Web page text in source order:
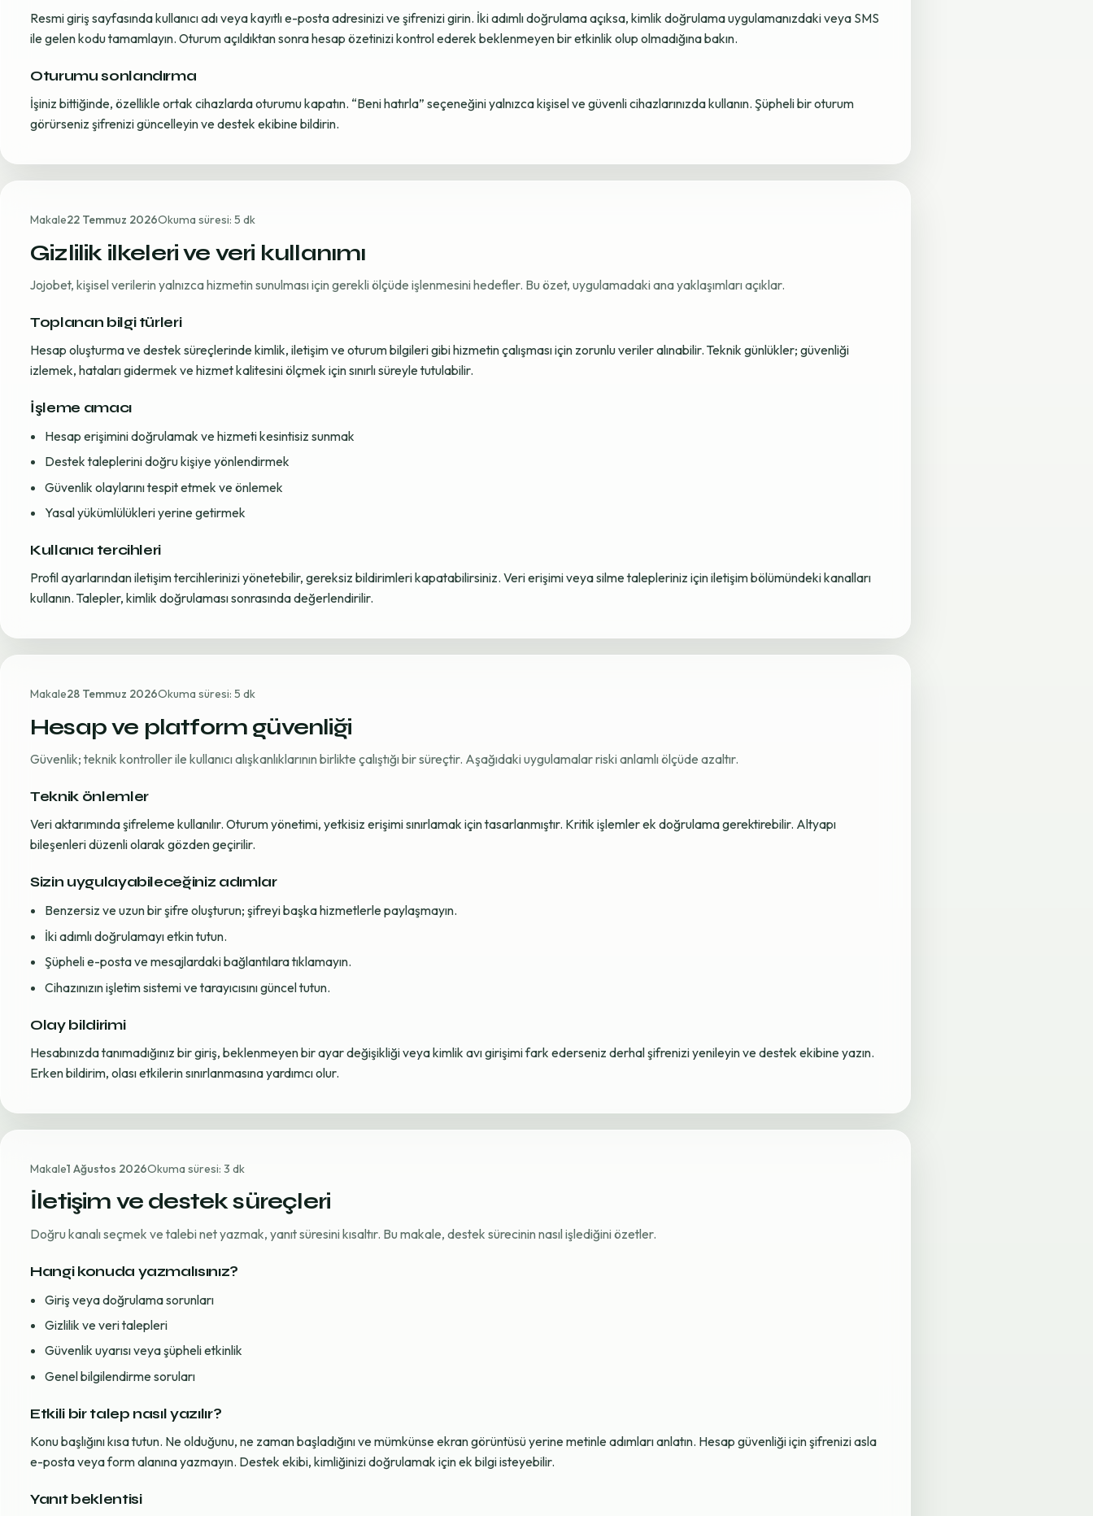
Resmi giriş sayfasında kullanıcı adı veya kayıtlı e-posta adresinizi ve şifrenizi girin. İki adımlı doğrulama açıksa, kimlik doğrulama uygulamanızdaki veya SMS
ile gelen kodu tamamlayın. Oturum açıldıktan sonra hesap özetinizi kontrol ederek beklenmeyen bir etkinlik olup olmadığına bakın.
Oturumu sonlandırma
İşiniz bittiğinde, özellikle ortak cihazlarda oturumu kapatın. “Beni hatırla” seçeneğini yalnızca kişisel ve güvenli cihazlarınızda kullanın. Şüpheli bir oturum
görürseniz şifrenizi güncelleyin ve destek ekibine bildirin.
Makale22 Temmuz 2026Okuma süresi: 5 dk
Gizlilik ilkeleri ve veri kullanımı
Jojobet, kişisel verilerin yalnızca hizmetin sunulması için gerekli ölçüde işlenmesini hedefler. Bu özet, uygulamadaki ana yaklaşımları açıklar.
Toplanan bilgi türleri
Hesap oluşturma ve destek süreçlerinde kimlik, iletişim ve oturum bilgileri gibi hizmetin çalışması için zorunlu veriler alınabilir. Teknik günlükler; güvenliği
izlemek, hataları gidermek ve hizmet kalitesini ölçmek için sınırlı süreyle tutulabilir.
İşleme amacı
Hesap erişimini doğrulamak ve hizmeti kesintisiz sunmak
Destek taleplerini doğru kişiye yönlendirmek
Güvenlik olaylarını tespit etmek ve önlemek
Yasal yükümlülükleri yerine getirmek
Kullanıcı tercihleri
Profil ayarlarından iletişim tercihlerinizi yönetebilir, gereksiz bildirimleri kapatabilirsiniz. Veri erişimi veya silme talepleriniz için iletişim bölümündeki kanalları
kullanın. Talepler, kimlik doğrulaması sonrasında değerlendirilir.
Makale28 Temmuz 2026Okuma süresi: 5 dk
Hesap ve platform güvenliği
Güvenlik; teknik kontroller ile kullanıcı alışkanlıklarının birlikte çalıştığı bir süreçtir. Aşağıdaki uygulamalar riski anlamlı ölçüde azaltır.
Teknik önlemler
Veri aktarımında şifreleme kullanılır. Oturum yönetimi, yetkisiz erişimi sınırlamak için tasarlanmıştır. Kritik işlemler ek doğrulama gerektirebilir. Altyapı
bileşenleri düzenli olarak gözden geçirilir.
Sizin uygulayabileceğiniz adımlar
Benzersiz ve uzun bir şifre oluşturun; şifreyi başka hizmetlerle paylaşmayın.
İki adımlı doğrulamayı etkin tutun.
Şüpheli e-posta ve mesajlardaki bağlantılara tıklamayın.
Cihazınızın işletim sistemi ve tarayıcısını güncel tutun.
Olay bildirimi
Hesabınızda tanımadığınız bir giriş, beklenmeyen bir ayar değişikliği veya kimlik avı girişimi fark ederseniz derhal şifrenizi yenileyin ve destek ekibine yazın.
Erken bildirim, olası etkilerin sınırlanmasına yardımcı olur.
Makale1 Ağustos 2026Okuma süresi: 3 dk
İletişim ve destek süreçleri
Doğru kanalı seçmek ve talebi net yazmak, yanıt süresini kısaltır. Bu makale, destek sürecinin nasıl işlediğini özetler.
Hangi konuda yazmalısınız?
Giriş veya doğrulama sorunları
Gizlilik ve veri talepleri
Güvenlik uyarısı veya şüpheli etkinlik
Genel bilgilendirme soruları
Etkili bir talep nasıl yazılır?
Konu başlığını kısa tutun. Ne olduğunu, ne zaman başladığını ve mümkünse ekran görüntüsü yerine metinle adımları anlatın. Hesap güvenliği için şifrenizi asla
e-posta veya form alanına yazmayın. Destek ekibi, kimliğinizi doğrulamak için ek bilgi isteyebilir.
Yanıt beklentisi